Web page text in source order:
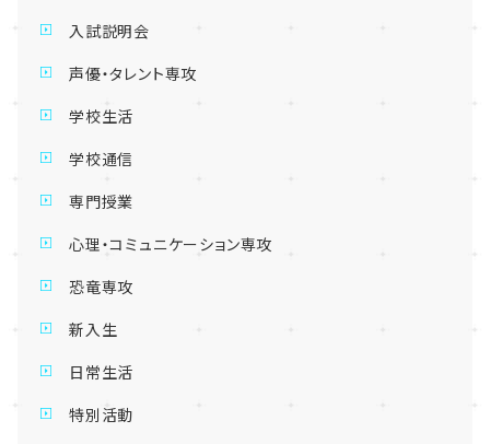
入試説明会
声優・タレント専攻
学校生活
学校通信
専門授業
心理・コミュニケーション専攻
恐竜専攻
新入生
日常生活
特別活動